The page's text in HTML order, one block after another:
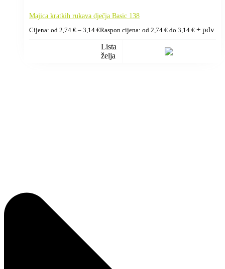
Majica kratkih rukava dječja Basic 138
Cijena: od 2,74 € – 3,14 €Raspon cijena: od 2,74 € do 3,14 € + pdv
Lista
želja